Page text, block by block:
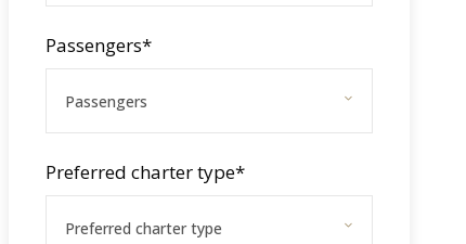
Passengers*
Preferred charter type*